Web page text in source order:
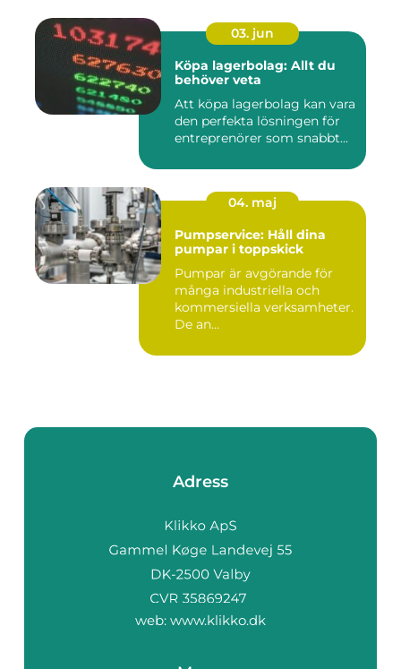
03. jun
Köpa lagerbolag: Allt du
behöver veta
Att köpa lagerbolag kan vara
den perfekta lösningen för
entreprenörer som snabbt...
04. maj
Pumpservice: Håll dina
pumpar i toppskick
Pumpar är avgörande för
många industriella och
kommersiella verksamheter.
De an...
Adress
web: www.klikko.dk